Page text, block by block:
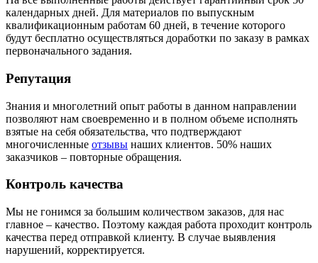
календарных дней. Для материалов по выпускным
квалификационным работам 60 дней, в течение которого
будут бесплатно осуществляться доработки по заказу в рамках
первоначального задания.
Репутация
Знания и многолетний опыт работы в данном направлении
позволяют нам своевременно и в полном объеме исполнять
взятые на себя обязательства, что подтверждают
многочисленные отзывы наших клиентов. 50% наших
заказчиков – повторные обращения.
Контроль качества
Мы не гонимся за большим количеством заказов, для нас
главное – качество. Поэтому каждая работа проходит контроль
качества перед отправкой клиенту. В случае выявления
нарушений, корректируется.